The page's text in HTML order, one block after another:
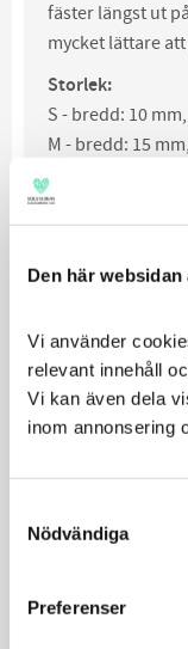
Den här
Vi använder
relevant innehåll
Vi kan även dela
inom annonsering
Selection
Nödvändiga
Preferenser
fäster längst ut
mycket lättare
Storlek:
S - bredd: 10
M - bredd: 15
Nobby
Classic - svart